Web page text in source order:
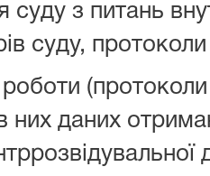
з питань
суду,
(протоколи
них даних